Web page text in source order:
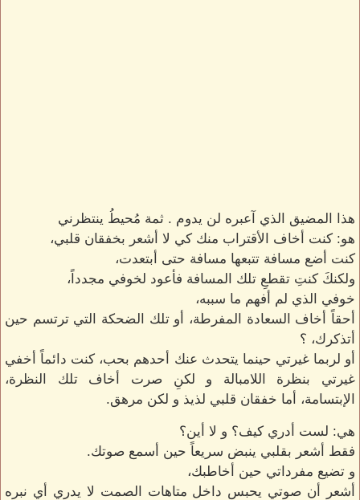
هذا المضيق الذي آعبره لن يدوم . ثمة مُحيطُ ينتظرني
هو: كنت أخاف الأقتراب منك كي لا أشعر بخفقان قلبي،
كنت أضع مسافة تتبعها مسافة حتى أبتعدت،
ولكنكَ كنتِ تقطعِ تلك المسافة فأعود لخوفي مجدداً،
خوفي الذي لم أفهم ما سببه،
أحقاً أخاف السعادة المفرطة، أو تلك الضحكة التي ترتسم حين
أتذكرك، ؟
أو لربما غيرتي حينما يتحدث عنك أحدهم بحب، كنت دائماً أخفي
غيرتي بنظرة اللامبالة و لكنِ صرت أخاف تلك النظرة،
الإبتسامة، أما خفقان قلبي لذيذ و لكن مرهق.
هي: لست أدري كيف؟ و لا أين؟
فقط أشعر بقلبي ينبض سريعاً حين أسمع صوتك.
و تضيع مفرداتي حين أخاطبك،
أشعر أن صوتي يحبس داخل متاهات الصمت لا يدري أي نبره